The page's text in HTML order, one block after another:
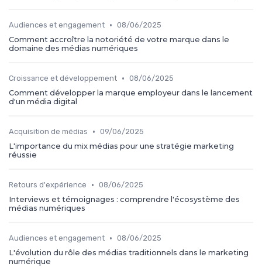
Audiences et engagement • 08/06/2025
Comment accroître la notoriété de votre marque dans le
domaine des médias numériques
Croissance et développement • 08/06/2025
Comment développer la marque employeur dans le lancement
d'un média digital
Acquisition de médias • 09/06/2025
L'importance du mix médias pour une stratégie marketing
réussie
Retours d'expérience • 08/06/2025
Interviews et témoignages : comprendre l'écosystème des
médias numériques
Audiences et engagement • 08/06/2025
L'évolution du rôle des médias traditionnels dans le marketing
numérique